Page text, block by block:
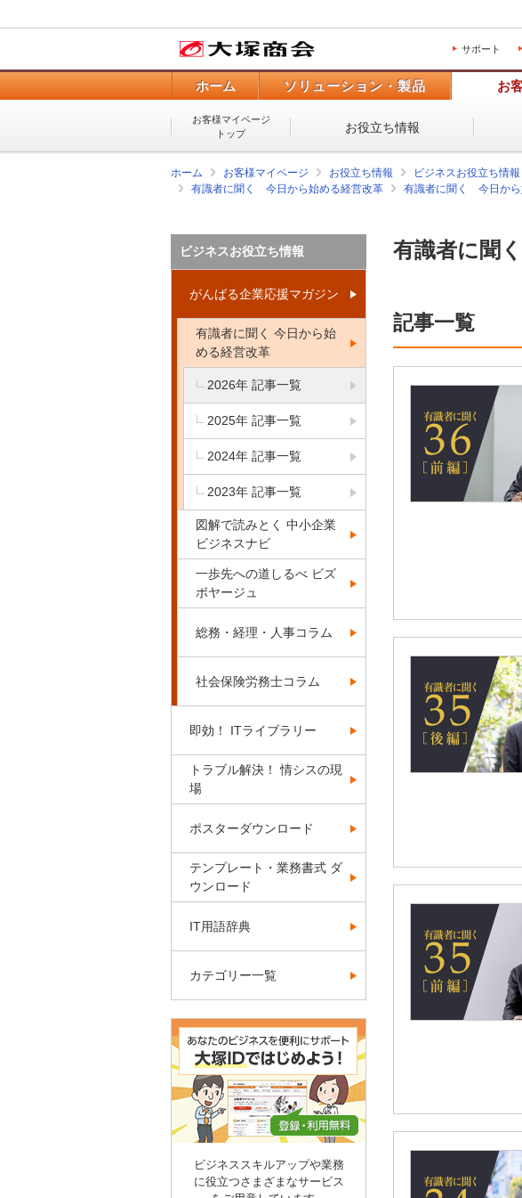
サポート
ホーム ソリューション・製品 お
お客様マイページ
トップ
お役立ち情報
ホーム お客様マイページ お役立ち情報 ビジネスお役立ち情報
有識者に聞く 今日から始める経営改革
有識者に聞く 今日か
有識者に聞
記事一覧
ビジネスお役立ち情報
がんばる企業応援マガジン
有識者に聞く 今日から始
める経営改革
2026年 記事一覧
2025年 記事一覧
2024年 記事一覧
2023年 記事一覧
図解で読みとく 中小企業
ビジネスナビ
一歩先への道しるべ ビズ
ボヤージュ
総務・経理・人事コラム
社会保険労務士コラム
即効！ ITライブラリー
トラブル解決！ 情シスの現
場
ポスターダウンロード
テンプレート・業務書式 ダ
ウンロード
IT用語辞典
カテゴリー一覧
ビジネススキルアップや業務
に役立つさまざまなサービス